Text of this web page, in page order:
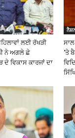
ਲਈ ਰੱਖੜੀ
ਨੇ ਅਗਲੇ ਛੇ
ਦੇ ਵਿਕਾਸ ਕਾਰਜਾਂ ਦਾ
‘ਤੇ